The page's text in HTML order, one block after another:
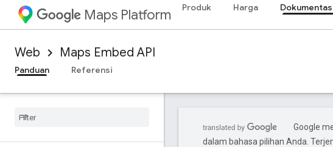
Maps Platform Produk Harga
Web Maps Embed API
Panduan
Referensi
Google
dalam bahasa pilihan Anda.